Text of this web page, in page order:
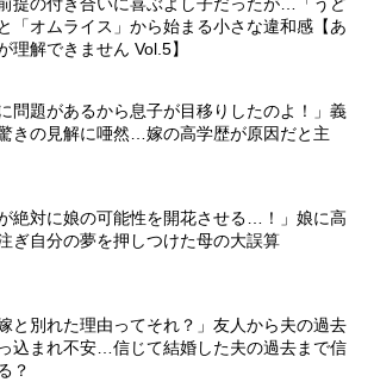
「オムライス」から始まる小さな違和感【あ
理解できません Vol.5】
に問題があるから息子が目移りしたのよ！」義
きの見解に唖然…嫁の高学歴が原因だと主
が絶対に娘の可能性を開花させる…！」娘に高
ぎ自分の夢を押しつけた母の大誤算
嫁と別れた理由ってそれ？」友人から夫の過去
込まれ不安…信じて結婚した夫の過去まで信
？